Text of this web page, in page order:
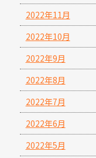
2022年11月
2022年10月
2022年9月
2022年8月
2022年7月
2022年6月
2022年5月